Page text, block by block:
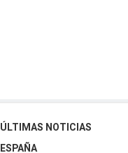
ÚLTIMAS NOTICIAS
ESPAÑA